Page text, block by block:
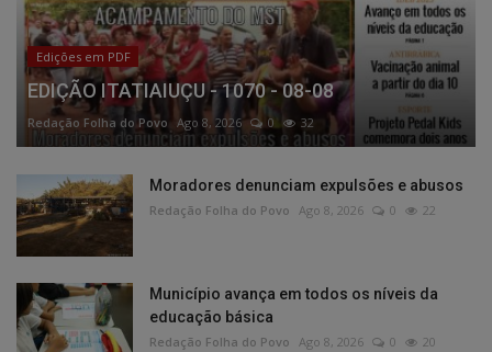
Edições em PDF
EDIÇÃO ITATIAIUÇU - 1070 - 08-08
Redação Folha do Povo Ago 8, 2026 0 32
Moradores denunciam expulsões e abusos
Redação Folha do Povo Ago 8, 2026 0 22
Município avança em todos os níveis da
educação básica
Redação Folha do Povo Ago 8, 2026 0 20